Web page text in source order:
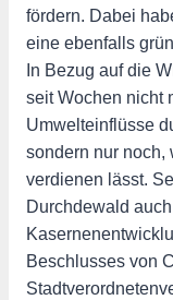
fördern. Dabei
eine ebenfalls
In Bezug auf die
seit Wochen nicht
Umwelteinflüsse
sondern nur noch,
verdienen lässt.
Durchdewald
Beschlusses von